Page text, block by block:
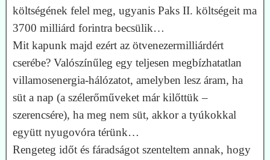
költségének felel meg, ugyanis Paks II. költségeit ma
3700 milliárd forintra becsülik…
Mit kapunk majd ezért az ötvenezermilliárdért
cserébe? Valószínűleg egy teljesen megbízhatatlan
villamosenergia-hálózatot, amelyben lesz áram, ha
süt a nap (a szélerőműveket már kilőttük –
szerencsére), ha meg nem süt, akkor a tyúkokkal
együtt nyugovóra térünk…
Rengeteg időt és fáradságot szenteltem annak, hogy